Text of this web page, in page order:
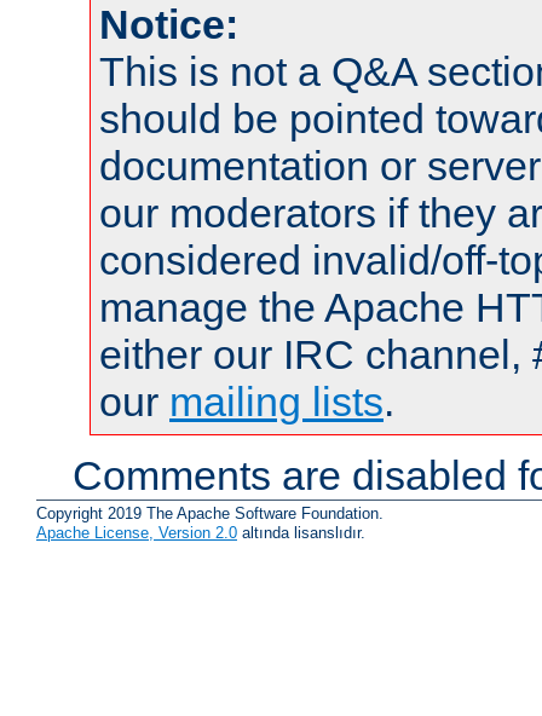
Notice:
This is not a Q&A
should be pointed
documentation or
our moderators if they
considered invalid/off-
manage the Apache
either our IRC channel,
our mailing lists.
Comments are disabled
Copyright 2019 The Apache Software Foundation.
Apache License, Version 2.0 altında lisanslıdır.